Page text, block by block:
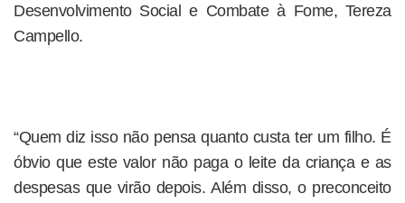
Desenvolvimento Social e Combate à Fome, Tereza
Campello.
“Quem diz isso não pensa quanto custa ter um filho. É
óbvio que este valor não paga o leite da criança e as
despesas que virão depois. Além disso, o preconceito